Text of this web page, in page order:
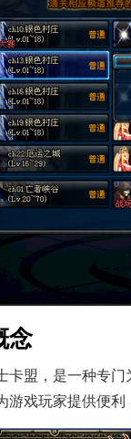
念
卡盟，是一种专
戏玩家提供便利